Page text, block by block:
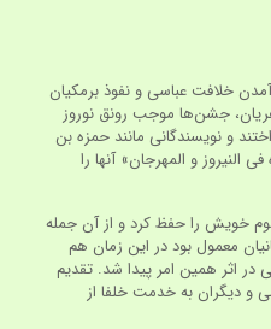
خلافت عباسی و نفوذ برمکیان
جشن‌ها موجب رونق نوروز
و نویسندگانی مانند حمزه بن
النیروز و المهرجان» آنها را
خویش را حفظ کرد و از آن جمله
معمول بود در این زمان هم
در اثر همین امر پیدا شد. تقدیم
و دیگران به خدمت خلفا از